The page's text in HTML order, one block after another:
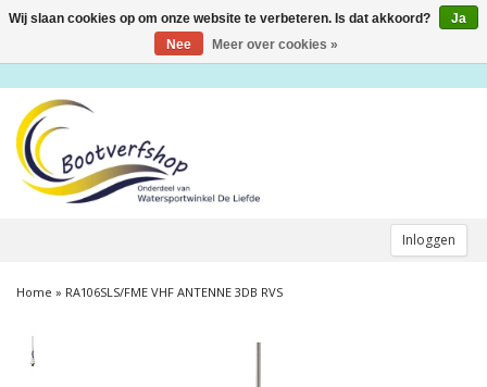
Inloggen
Toggle
Home » RA106SLS/FME VHF ANTENNE 3DB RVS
Wij slaan cookies op om onze website te verbeteren. Is dat akkoord?
Ja
Nee
Meer over cookies »